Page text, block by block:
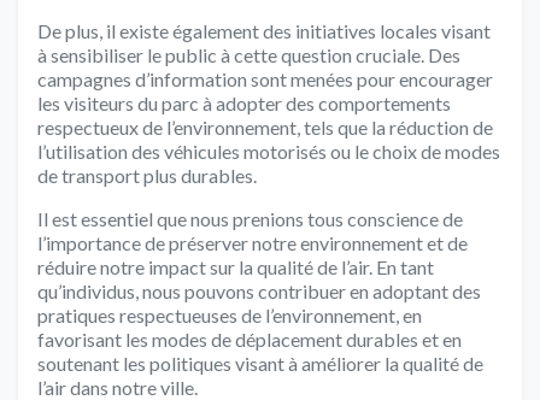
De plus, il existe également des initiatives locales visant
à sensibiliser le public à cette question cruciale. Des
campagnes d’information sont menées pour encourager
les visiteurs du parc à adopter des comportements
respectueux de l’environnement, tels que la réduction de
l’utilisation des véhicules motorisés ou le choix de modes
de transport plus durables.
Il est essentiel que nous prenions tous conscience de
l’importance de préserver notre environnement et de
réduire notre impact sur la qualité de l’air. En tant
qu’individus, nous pouvons contribuer en adoptant des
pratiques respectueuses de l’environnement, en
favorisant les modes de déplacement durables et en
soutenant les politiques visant à améliorer la qualité de
l’air dans notre ville.